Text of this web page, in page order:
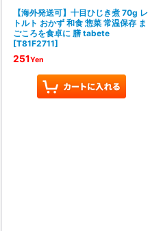
【海外発送可】十目ひじき煮 70g レ
トルト おかず 和食 惣菜 常温保存 ま
ごころを食卓に 膳 tabete
[T81F2711]
251Yen